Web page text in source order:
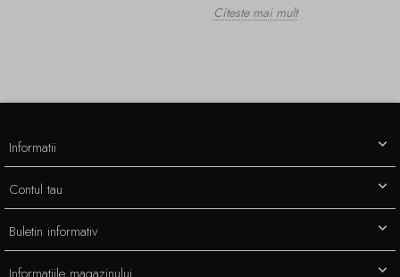
Citeste mai mult
Informatii
Contul tau
Buletin informativ